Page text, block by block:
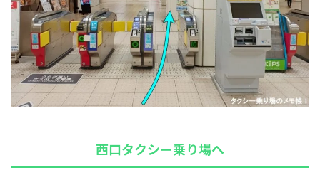
西口タクシー乗り場へ